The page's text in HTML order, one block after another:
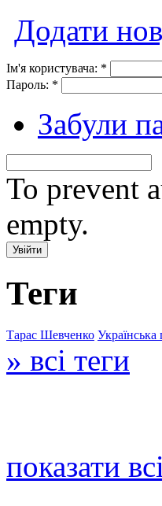
Додати
Ім'я користувача: *
Пароль: *
Забули
To prevent
empty.
Теги
Тарас Шевченко Українська
» всі теги
показати